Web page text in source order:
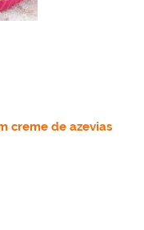
creme de azevias